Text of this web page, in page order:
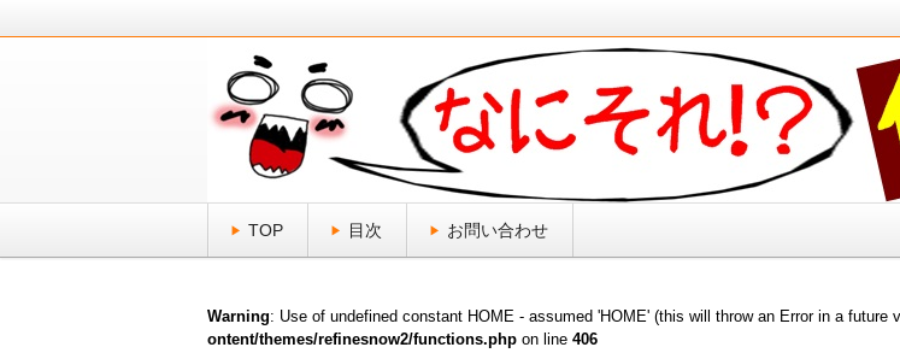
なにそれ倶楽部
日頃、気になる「なにそれ？」をスッキリ解決！！
TOP 目次 お問い合わせ
Warning: Use of undefined constant HOME - assumed 'HOME' (this will throw an Error in a future
ontent/themes/refinesnow2/functions.php on line 406